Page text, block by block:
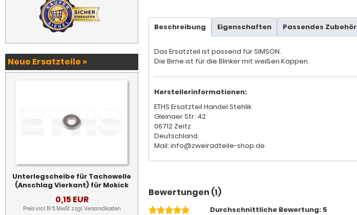
Beschreibung Eigenschaften Passendes Zubehör
Das Ersatzteil ist passend für SIMSON.
Die Birne ist für die Blinker mit weißen Kappen.
Herstellerinformationen:
ETHS Ersatzteil Handel Stehlik
Gleinaer Str. 42
06712 Zeitz
Deutschland
Mail: info@zweiradteile-shop.de
Bewertungen (1)
Durchschnittliche Bewertung: 5
Neue Ersatzteile »
Unterlegscheibe für Tachowelle
(Anschlag Vierkant) für Mokick
0,15 EUR
Preis incl. 19 % MwSt. zzgl.Versandkosten